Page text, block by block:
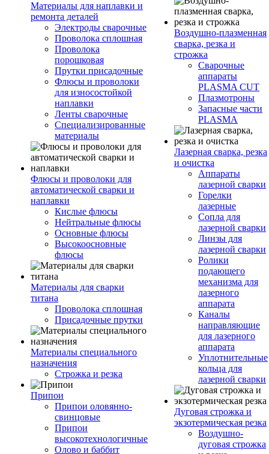
Материалы для наплавки и
ремонта деталей
Электроды сварочные
Проволока сплошная
Проволока
порошковая
Прутки присадочные
Флюсы и проволоки
для износостойкой
наплавки
Ленты сварочные
Специализированные
материалы
Флюсы и проволоки для
автоматической сварки и
наплавки
Кислые флюсы
Нейтральные флюсы
Основные флюсы
Высокоосновные
флюсы
Материалы для сварки
титана
Проволока сплошная
Присадочные прутки
Материалы специального
назначения
Строжка и резка
Припои
Припои оловянно-
свинцовые
Припои
высокотехнологичные
Олово и баббит
Воздушно-плазменная
сварка, резка и
строжка
Сварочные
аппараты
PLASMA CUT
Плазмотроны
Запасные части
PLASMA
Лазерная сварка, резка
и очистка
Аппараты
лазерной сварки
Горелки
лазерные
Сопла для
лазерной сварки
Линзы для
лазерной сварки
Ролики
подающего
механизма для
лазерного
аппарата
Каналы
направляющие
для лазерного
аппарата
Уплотнительные
кольца для
лазерной сварки
Дуговая строжка и
экзотермическая резка
Воздушно-
дуговая строжка